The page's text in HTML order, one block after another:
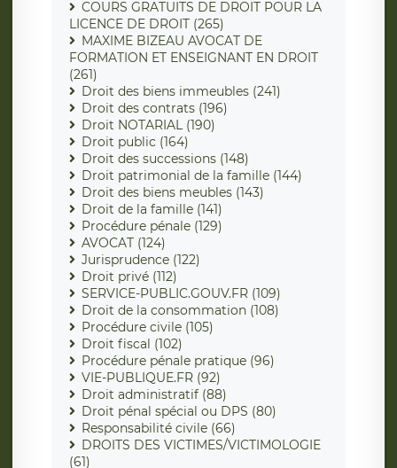
COURS GRATUITS DE DROIT POUR LA
LICENCE DE DROIT (265)
MAXIME BIZEAU AVOCAT DE
FORMATION ET ENSEIGNANT EN DROIT
(261)
Droit des biens immeubles (241)
Droit des contrats (196)
Droit NOTARIAL (190)
Droit public (164)
Droit des successions (148)
Droit patrimonial de la famille (144)
Droit des biens meubles (143)
Droit de la famille (141)
Procédure pénale (129)
AVOCAT (124)
Jurisprudence (122)
Droit privé (112)
SERVICE-PUBLIC.GOUV.FR (109)
Droit de la consommation (108)
Procédure civile (105)
Droit fiscal (102)
Procédure pénale pratique (96)
VIE-PUBLIQUE.FR (92)
Droit administratif (88)
Droit pénal spécial ou DPS (80)
Responsabilité civile (66)
DROITS DES VICTIMES/VICTIMOLOGIE
(61)